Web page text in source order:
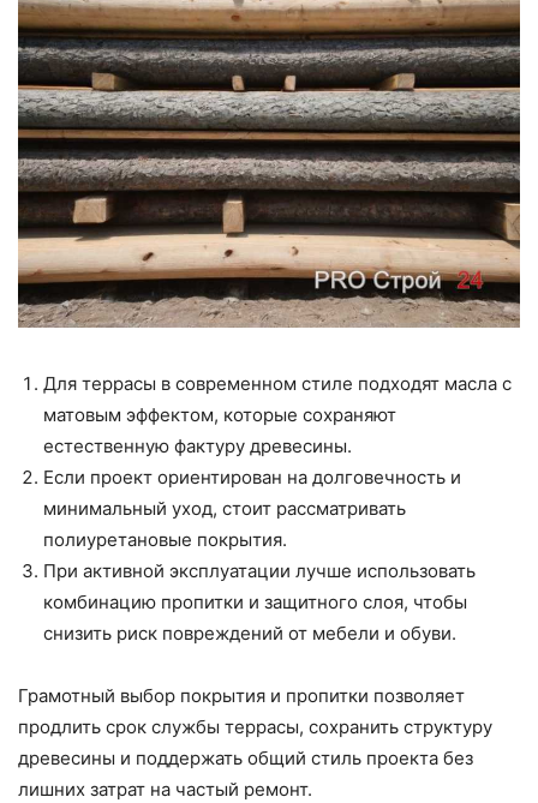
Для террасы в современном стиле подходят масла с
матовым эффектом, которые сохраняют
естественную фактуру древесины.
Если проект ориентирован на долговечность и
минимальный уход, стоит рассматривать
полиуретановые покрытия.
При активной эксплуатации лучше использовать
комбинацию пропитки и защитного слоя, чтобы
снизить риск повреждений от мебели и обуви.
Грамотный выбор покрытия и пропитки позволяет
продлить срок службы террасы, сохранить структуру
древесины и поддержать общий стиль проекта без
лишних затрат на частый ремонт.